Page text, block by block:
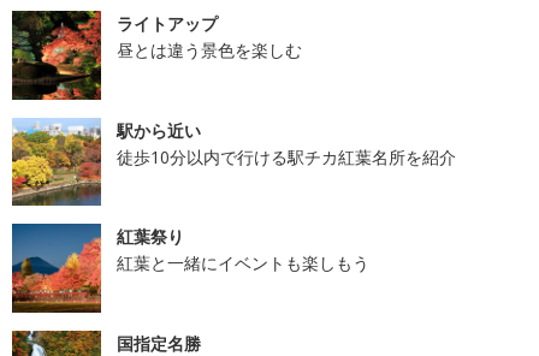
ライトアップ
昼とは違う景色を楽しむ
駅から近い
徒歩10分以内で行ける駅チカ紅葉名所を紹介
紅葉祭り
紅葉と一緒にイベントも楽しもう
国指定名勝